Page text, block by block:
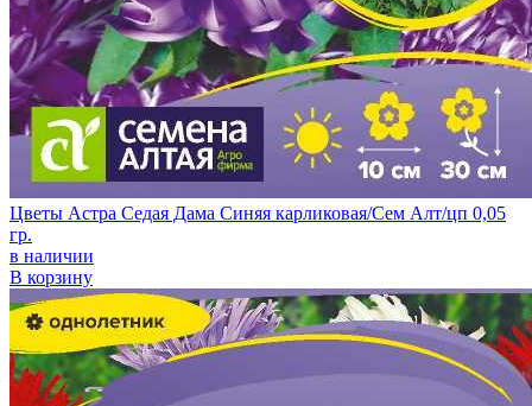
Цветы Астра Седая Дама Синяя карликовая/Сем Алт/цп 0,05
гр.
в наличии
В корзину